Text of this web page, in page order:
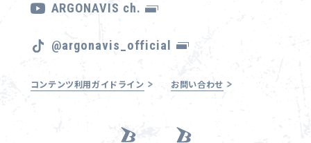
ARGONAVIS ch.
@argonavis_official
コンテンツ利用ガイドライン お問い合わせ